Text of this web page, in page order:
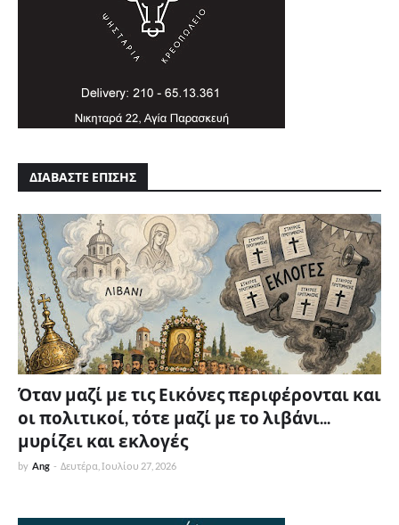
ΔΙΑΒΑΣΤΕ ΕΠΙΣΗΣ
Όταν μαζί με τις Εικόνες περιφέρονται και
οι πολιτικοί, τότε μαζί με το λιβάνι...
μυρίζει και εκλογές
by Ang - Δευτέρα, Ιουλίου 27, 2026